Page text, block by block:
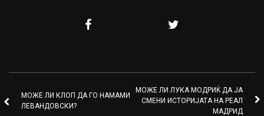
МОЖЕ ЛИ КЛОП ДА ГО НАМАМИ
ЛЕВАНДОВСКИ?
МОЖЕ ЛИ ЛУКА МОДРИЌ ДА ЈА
СМЕНИ ИСТОРИЈАТА НА РЕАЛ
МАДРИД